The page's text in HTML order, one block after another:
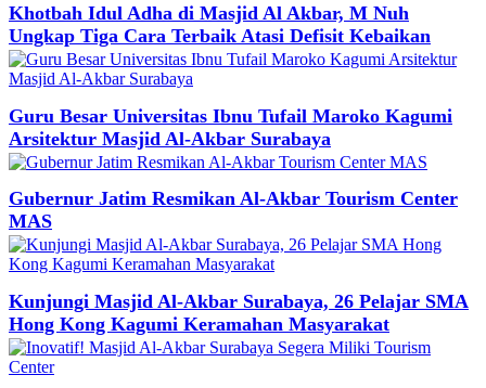
Khotbah Idul Adha di Masjid Al Akbar, M Nuh
Ungkap Tiga Cara Terbaik Atasi Defisit Kebaikan
Guru Besar Universitas Ibnu Tufail Maroko Kagumi
Arsitektur Masjid Al-Akbar Surabaya
Gubernur Jatim Resmikan Al-Akbar Tourism Center
MAS
Kunjungi Masjid Al-Akbar Surabaya, 26 Pelajar SMA
Hong Kong Kagumi Keramahan Masyarakat